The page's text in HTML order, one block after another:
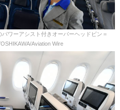
ワーアシスト付きオーバーヘッドビン＝
Aviation Wire